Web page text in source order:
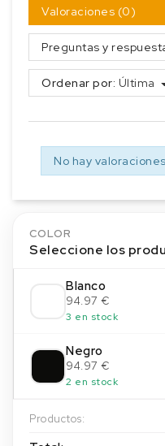
Valoraciones (0)
Preguntas y
Ordenar por: Última
No hay valoraciones
COLOR
Seleccione los
Blanco
94.97 €
3 en stock
Negro
94.97 €
2 en stock
Productos: